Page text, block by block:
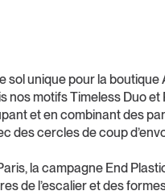
sol unique pour la boutique
nos motifs Timeless Duo
et en combinant des
des cercles de coup
la campagne End
de l’escalier et des